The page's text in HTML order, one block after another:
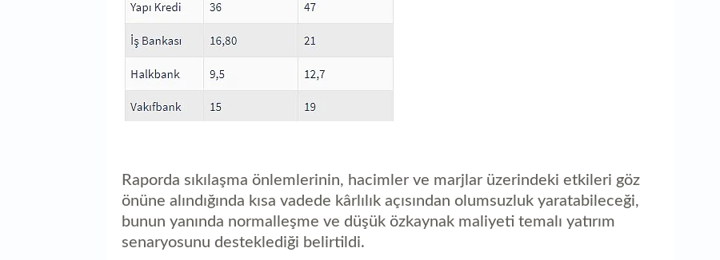
Raporda sıkılaşma önlemlerinin, hacimler ve marjlar üzerindeki etkileri göz
önüne alındığında kısa vadede kârlılık açısından olumsuzluk yaratabileceği,
bunun yanında normalleşme ve düşük özkaynak maliyeti temalı yatırım
senaryosunu desteklediği belirtildi.